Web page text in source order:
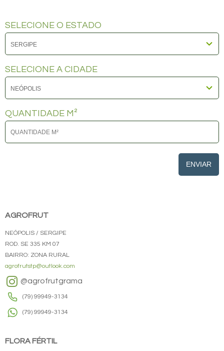
SELECIONE O ESTADO
SELECIONE A CIDADE
QUANTIDADE M²
ENVIAR
AGROFRUT
NEÓPOLIS / SERGIPE
ROD. SE 335 KM 07
BAIRRO: ZONA RURAL
agrofrutstp@outlook.com
@agrofrutgrama
(79) 99949-3134
(79) 99949-3134
FLORA FÉRTIL